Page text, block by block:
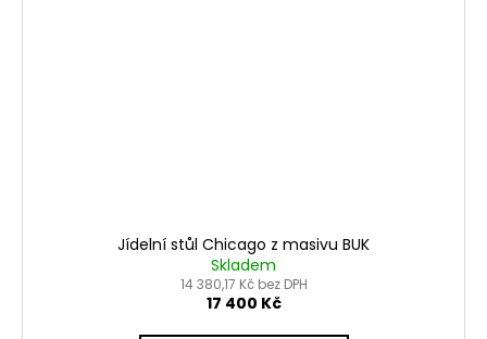
Jídelní stůl Chicago z masivu BUK
Skladem
14 380,17 Kč bez DPH
17 400 Kč